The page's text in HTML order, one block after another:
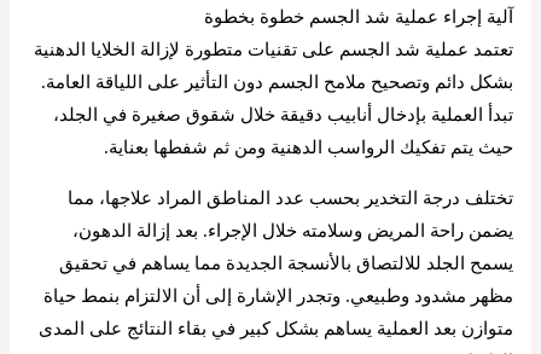
آلية إجراء عملية شد الجسم خطوة بخطوة
تعتمد عملية شد الجسم على تقنيات متطورة لإزالة الخلايا الدهنية
بشكل دائم وتصحيح ملامح الجسم دون التأثير على اللياقة العامة.
تبدأ العملية بإدخال أنابيب دقيقة خلال شقوق صغيرة في الجلد،
حيث يتم تفكيك الرواسب الدهنية ومن ثم شفطها بعناية.
تختلف درجة التخدير بحسب عدد المناطق المراد علاجها، مما
يضمن راحة المريض وسلامته خلال الإجراء. بعد إزالة الدهون،
يسمح الجلد للالتصاق بالأنسجة الجديدة مما يساهم في تحقيق
مظهر مشدود وطبيعي. وتجدر الإشارة إلى أن الالتزام بنمط حياة
متوازن بعد العملية يساهم بشكل كبير في بقاء النتائج على المدى